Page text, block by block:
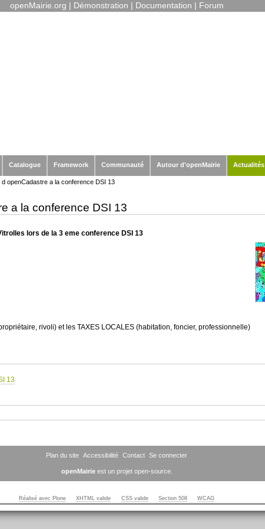
openMairie.org | Démonstration | Documentation | Forum
Catalogue Framework Communauté Autour d'openMairie Actualités
d openCadastre a la conference DSI 13
a la conference DSI 13
lors de la 3 eme conference DSI 13
rivoli) et les TAXES LOCALES (habitation, foncier, professionnelle)
13
Plan du site Accessibilité Contact Se connecter
openMairieest un projet open-source.
Réalisé avec Plone XHTML valide CSS valide Section 508 WCAG